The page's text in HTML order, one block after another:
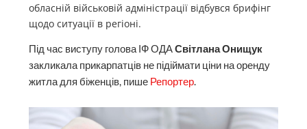
обласній військовій адміністрації відбувся брифінг
щодо ситуації в регіоні.
Під час виступу голова ІФ ОДАСвітлана Онищук
закликала прикарпатців не підіймати ціни на оренду
житла для біженців, пише Репортер.